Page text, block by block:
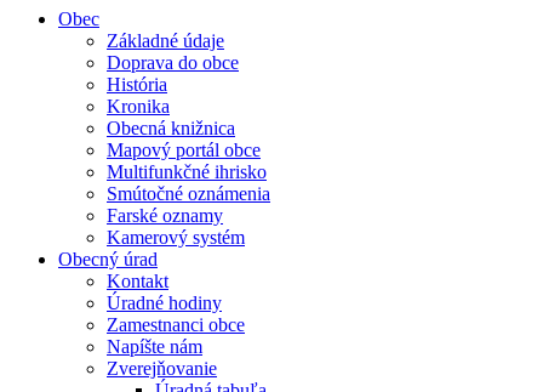
Obec
Základné údaje
Doprava do obce
História
Kronika
Obecná knižnica
Mapový portál obce
Multifunkčné ihrisko
Smútočné oznámenia
Farské oznamy
Kamerový systém
Obecný úrad
Kontakt
Úradné hodiny
Zamestnanci obce
Napíšte nám
Zverejňovanie